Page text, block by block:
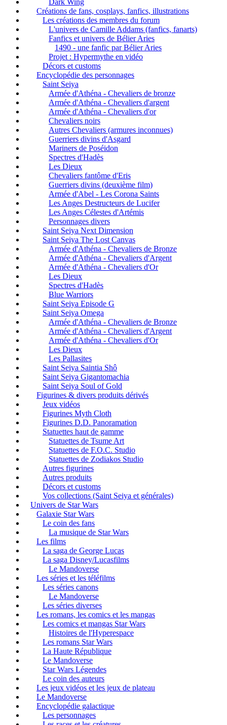
Créations de fans, cosplays, fanfics, illustrations
Les créations des membres du forum
L'univers de Camille Addams (fanfics, fanarts)
Fanfics et univers de Bélier Aries
1490 - une fanfic par Bélier Aries
Projet : Hypermythe en vidéo
Décors et customs
Encyclopédie des personnages
Saint Seiya
Armée d'Athéna - Chevaliers de bronze
Armée d'Athéna - Chevaliers d'argent
Armée d'Athéna - Chevaliers d'or
Chevaliers noirs
Autres Chevaliers (armures inconnues)
Guerriers divins d'Asgard
Mariners de Poséidon
Spectres d'Hadès
Les Dieux
Chevaliers fantôme d'Eris
Guerriers divins (deuxième film)
Armée d'Abel - Les Corona Saints
Les Anges Destructeurs de Lucifer
Les Anges Célestes d'Artémis
Personnages divers
Saint Seiya Next Dimension
Saint Seiya The Lost Canvas
Armée d'Athéna - Chevaliers de Bronze
Armée d'Athéna - Chevaliers d'Argent
Armée d'Athéna - Chevaliers d'Or
Les Dieux
Spectres d'Hadès
Blue Warriors
Saint Seiya Episode G
Saint Seiya Omega
Armée d'Athéna - Chevaliers de Bronze
Armée d'Athéna - Chevaliers d'Argent
Armée d'Athéna - Chevaliers d'Or
Les Dieux
Les Pallasites
Saint Seiya Saintia Shô
Saint Seiya Gigantomachia
Saint Seiya Soul of Gold
Figurines & divers produits dérivés
Jeux vidéos
Figurines Myth Cloth
Figurines D.D. Panoramation
Statuettes haut de gamme
Statuettes de Tsume Art
Statuettes de F.O.C. Studio
Statuettes de Zodiakos Studio
Autres figurines
Autres produits
Décors et customs
Vos collections (Saint Seiya et générales)
Univers de Star Wars
Galaxie Star Wars
Le coin des fans
La musique de Star Wars
Les films
La saga de George Lucas
La saga Disney/Lucasfilms
Le Mandoverse
Les séries et les téléfilms
Les séries canons
Le Mandoverse
Les séries diverses
Les romans, les comics et les mangas
Les comics et mangas Star Wars
Histoires de l'Hyperespace
Les romans Star Wars
La Haute République
Le Mandoverse
Star Wars Légendes
Le coin des auteurs
Les jeux vidéos et les jeux de plateau
Le Mandoverse
Encyclopédie galactique
Les personnages